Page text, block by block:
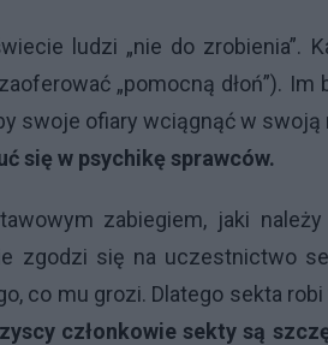
ludzi „nie do zrobienia”.
„pomocną dłoń”).
swoje ofiary wciągnąć w swoją
się w psychikę sprawców.
zabiegiem, jaki
zgodzi się na uczestnictwo
co mu grozi. Dlatego sekta
członkowie sekty są